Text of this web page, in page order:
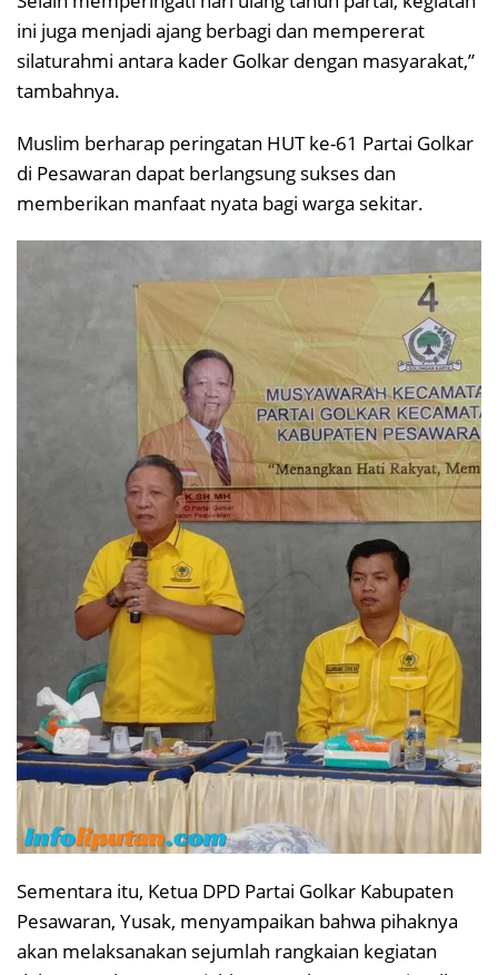
ini juga menjadi ajang berbagi dan mempererat
silaturahmi antara kader Golkar dengan masyarakat,”
tambahnya.
Muslim berharap peringatan HUT ke-61 Partai Golkar
di Pesawaran dapat berlangsung sukses dan
memberikan manfaat nyata bagi warga sekitar.
Sementara itu, Ketua DPD Partai Golkar Kabupaten
Pesawaran, Yusak, menyampaikan bahwa pihaknya
akan melaksanakan sejumlah rangkaian kegiatan